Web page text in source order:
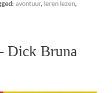
avontuur, leren lezen,
Dick Bruna